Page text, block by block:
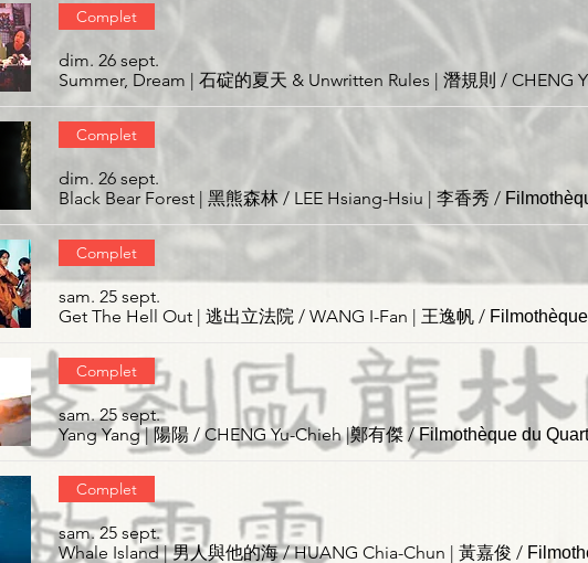
Complet
dim. 26 sept.
Complet
dim. 26 sept.
Black Bear Forest | 黑熊森林 / LEE Hsiang-Hsiu | 李香秀 /
Complet
sam. 25 sept.
Get The Hell Out | 逃出立法院 / WANG I-Fan | 王逸帆 /
Complet
sam. 25 sept.
Yang Yang | 陽陽 / CHENG Yu-Chieh |鄭有傑 /Filmothèque du
Complet
sam. 25 sept.
Whale Island | 男人與他的海 / HUANG Chia-Chun | 黃嘉俊 /